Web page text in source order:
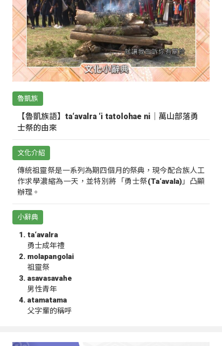
魯凱族
【魯凱族語】ta‘avalra ‘i tatolohae ni｜萬山部落勇
士祭的由來
文化介紹
傳統祖靈祭是一系列為期四個月的祭典，現今配合族人工
作求學濃縮為一天，並特別將「勇士祭(Ta‘avala)」凸顯
辦理。
小辭典
ta‘avalra
勇士成年禮
molapangolai
祖靈祭
asavasavahe
男性青年
atamatama
父字輩的稱呼